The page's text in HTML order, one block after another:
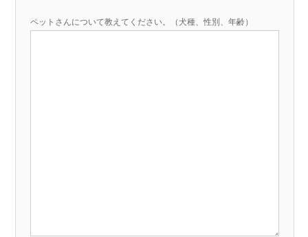
ペットさんについて教えてください。（犬種、性別、年齢）